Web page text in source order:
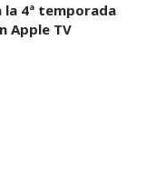
la 4ª temporada
Apple TV